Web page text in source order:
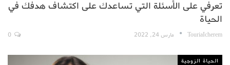
تعرفي على الأسئلة التي تساعدك على اكتشاف هدفك في
الحياة
TouriaIcherem مارس 24, 2022
الحياة الزوجية